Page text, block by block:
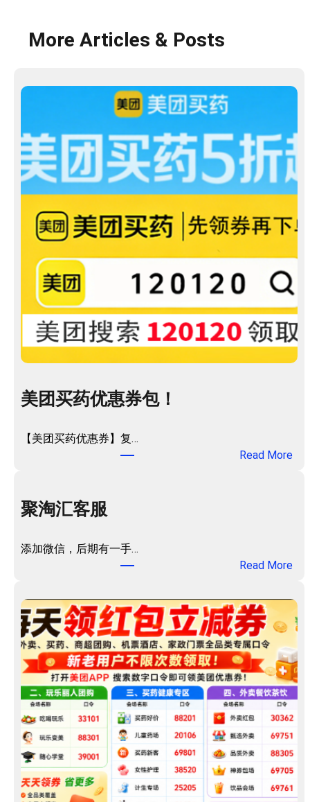
More Articles & Posts
美团买药优惠券包！
【美团买药优惠券】复…
Read More：
券
！
聚淘汇客服
添加微信，后期有一手…
Read More：
淘
汇
客
服